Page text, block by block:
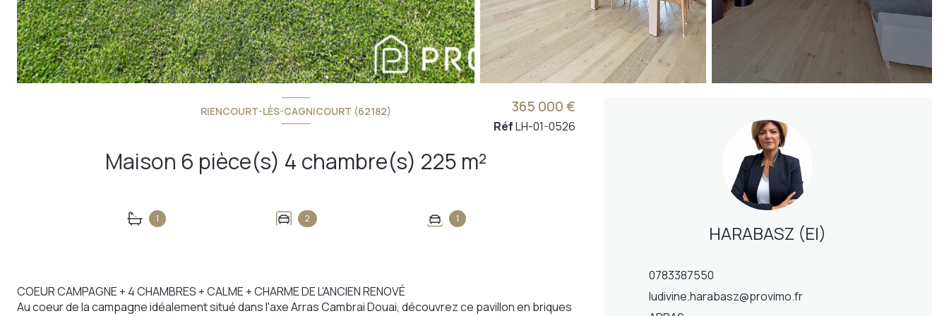
RIENCOURT-LÈS-CAGNICOURT (62182)
Maison 6 pièce(s) 4 chambre(s) 225 m²
1 2 1
365 000 €
RéfLH-01-0526
COEUR CAMPAGNE + 4 CHAMBRES + CALME + CHARME DE L'ANCIEN RENOVÉ
Au coeur de la campagne idéalement situé dans l'axe Arras Cambrai Douai, découvrez ce pavillon en briques
HARABASZ (EI)
0783387550
ludivine.harabasz@provimo.fr